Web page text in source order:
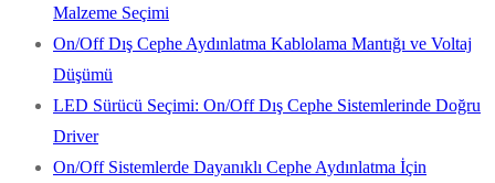
Malzeme Seçimi
On/Off Dış Cephe Aydınlatma Kablolama Mantığı ve Voltaj
Düşümü
LED Sürücü Seçimi: On/Off Dış Cephe Sistemlerinde Doğru
Driver
On/Off Sistemlerde Dayanıklı Cephe Aydınlatma İçin